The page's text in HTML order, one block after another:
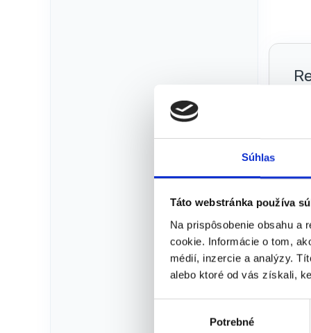
Súhlas
Táto webstránka používa
Na prispôsobenie obsahu a
cookie. Informácie o tom,
médií, inzercie a analýzy.
alebo ktoré od vás získali,
Potrebné